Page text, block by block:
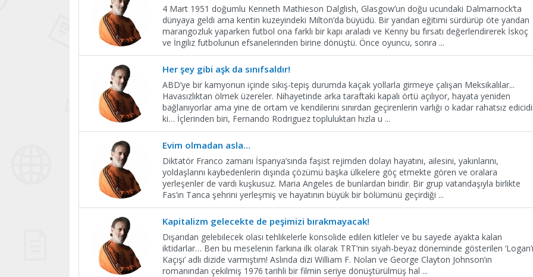
4 Mart 1951 doğumlu Kenneth Mathieson Dalglish, Glasgow’un doğu ucundaki Dalmarnock’ta
dünyaya geldi ama kentin kuzeyindeki Milton’da büyüdü. Bir yandan eğitimi sürdürüp öte yandan
marangozluk yaparken futbol ona farklı bir kapı araladı ve Kenny bu fırsatı değerlendirerek İskoç
ve İngiliz futbolunun efsanelerinden birine dönüştü. Önce oyuncu, sonra ...
Her şey gibi aşk da sınıfsaldır!
ABD’ye bir kamyonun içinde sıkış-tepiş durumda kaçak yollarla girmeye çalışan Meksikalılar...
Havasızlıktan ölmek üzereler. Nihayetinde arka taraftaki kapalı örtü açılıyor, hayata yeniden
bağlanıyorlar ama yine de ortam ve kendilerini sınırdan geçirenlerin varlığı o kadar rahatsız
ki… İçlerinden biri, Fernando Rodriguez topluluktan hızla u ...
Evim olmadan asla…
Diktatör Franco zamanı İspanya’sında faşist rejimden dolayı hayatını, ailesini, yakınlarını,
yoldaşlarını kaybedenlerin dışında çözümü başka ülkelere göç etmekte gören ve oralara
yerleşenler de vardı kuşkusuz. Maria Angeles de bunlardan biridir. Bir grup vatandaşıyla birlikte
Fas’ın Tanca şehrini yerleşmiş ve hayatının büyük bir bölümünü geçirdiği ...
Kapitalizm gelecekte de peşimizi bırakmayacak!
Dışarıdan gelebilecek olası tehlikelerle konsolide edilen kitleler ve bu sayede ayakta kalan
iktidarlar… Ben bu meselenin farkına ilk olarak TRT’nin siyah-beyaz döneminde gösterilen
Kaçışı’ adlı dizide varmıştım! Aslında dizi William F. Nolan ve George Clayton Johnson’ın
romanından çekilmiş 1976 tarihli bir filmin seriye dönüştürülmüş hal ...